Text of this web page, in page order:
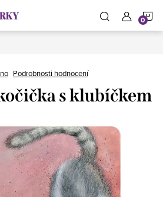
Podrobnosti hodnocení
s klubíčkem